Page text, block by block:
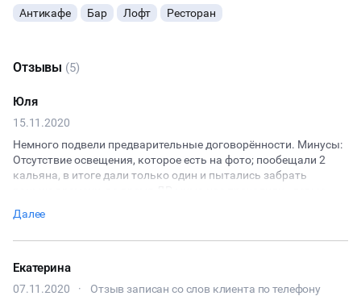
Антикафе Бар Лофт Ресторан
Отзывы (5)
Юля
15.11.2020
Немного подвели предварительные договорённости. Минусы:
Отсутствие освещения, которое есть на фото; пообещали 2
кальяна, в итоге дали только один и пытались забрать
помощи персонала - это неудобно. Кофе отсутствует. Из
деле не больше 3,5
Далее
Екатерина
07.11.2020 ·
Отзыв записан со слов клиента по телефону
КОНФЕРЕНЦИИ
ЧАЕПИТИЕ
ТИМБИЛДИНГ